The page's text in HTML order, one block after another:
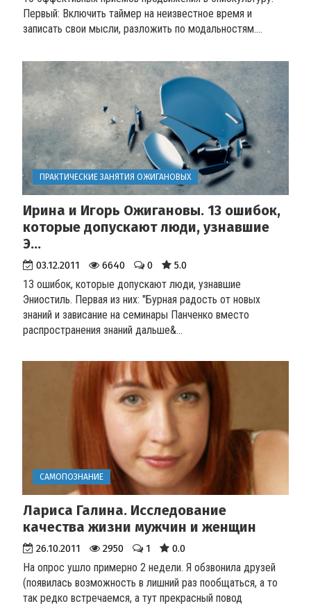
Первый: Включить таймер на неизвестное время и
записать свои мысли, разложить по модальностям....
ПРАКТИЧЕСКИЕ ЗАНЯТИЯ ОЖИГАНОВЫХ
Ирина и Игорь Ожигановы. 13 ошибок,
которые допускают люди, узнавшие
Э...
03.12.2011 6640 0 5.0
13 ошибок, которые допускают люди, узнавшие
Эниостиль. Первая из них: "Бурная радость от новых
знаний и зависание на семинары Панченко вместо
распространения знаний дальше&...
САМОПОЗНАНИЕ
Лариса Галина. Исследование
качества жизни мужчин и женщин
26.10.2011 2950 1 0.0
На опрос ушло примерно 2 недели. Я обзвонила друзей
(появилась возможность в лишний раз пообщаться, а то
так редко встречаемся, а тут прекрасный повод